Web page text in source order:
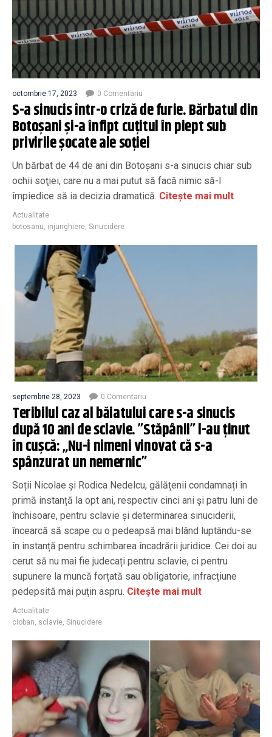
octombrie 17, 2023 0 Comentariu
S-a sinucis într-o criză de furie. Bărbatul din
Botoşani şi-a înfipt cuţitul în piept sub
privirile şocate ale soţiei
Un bărbat de 44 de ani din Botoşani s-a sinucis chiar sub
ochii soţiei, care nu a mai putut să facă nimic să-l
împiedice să ia decizia dramatică. Citește mai mult
Actualitate
botosanu injunghiere Sinucidere
septembrie 28, 2023 0 Comentariu
Teribilul caz al băiatului care s-a sinucis
după 10 ani de sclavie. ”Stăpânii” l-au ținut
în cușcă: „Nu-i nimeni vinovat că s-a
spânzurat un nemernic”
Soții Nicolae și Rodica Nedelcu, gălățenii condamnați în
primă instanță la opt ani, respectiv cinci ani și patru luni de
închisoare, pentru sclavie și determinarea sinuciderii,
încearcă să scape cu o pedeapsă mai blând luptându-se
în instanță pentru schimbarea încadrării juridice. Cei doi au
cerut să nu mai fie judecați pentru sclavie, ci pentru
supunere la muncă forțată sau obligatorie, infracțiune
pedepsită mai puțin aspru. Citește mai mult
Actualitate
cioban sclavie Sinucidere